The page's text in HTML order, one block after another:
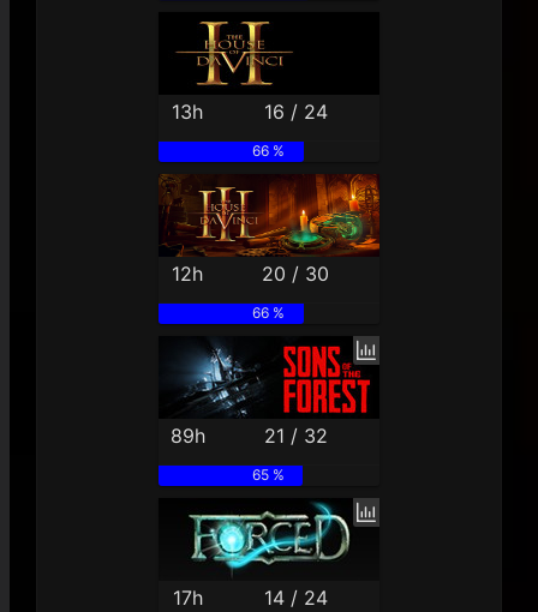
13h 16 / 24
66 %
12h 20 / 30
66 %
89h 21 / 32
65 %
17h 14 / 24